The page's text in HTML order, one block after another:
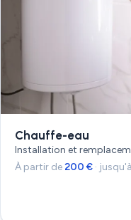
Chauffe-eau
Installation et
À partir de200 € ·